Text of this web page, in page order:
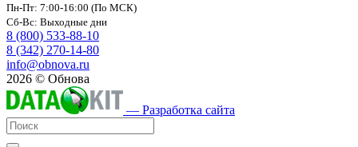
Пн-Пт: 7:00-16:00 (По МСК)
Сб-Вс: Выходные дни
8 (800) 533-88-10
8 (342) 270-14-80
info@obnova.ru
2026 © Обнова
— Разработка сайта